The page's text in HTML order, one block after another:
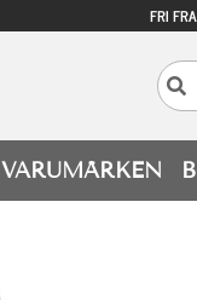
FRI
VARUMÄRKEN